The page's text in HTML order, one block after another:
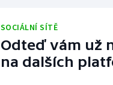
SOCIÁLNÍ SÍTĚ
Odteď vám už
na dalších